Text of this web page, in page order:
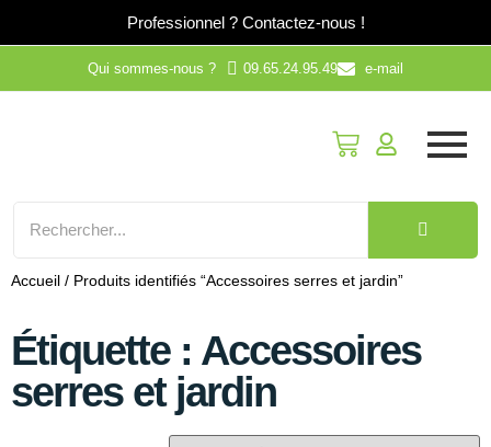
Professionnel ? Contactez-nous !
Qui sommes-nous ? 09.65.24.95.49 e-mail
Accueil / Produits identifiés “Accessoires serres et jardin”
Étiquette : Accessoires
serres et jardin